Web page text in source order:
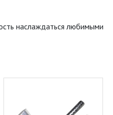
наслаждаться любимыми